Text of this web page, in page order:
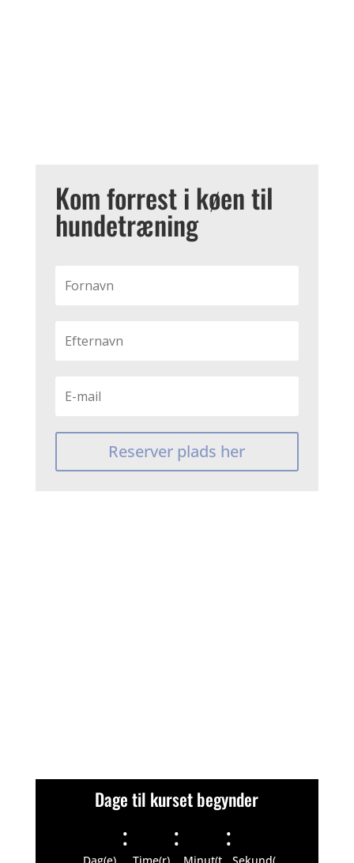
Kom forrest i køen til
hundetræning
Reserver plads her
Dage til kurset begynder
: : :